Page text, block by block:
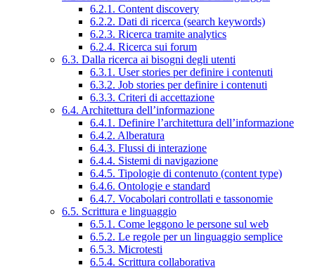
6.2.1. Content discovery
6.2.2. Dati di ricerca (search keywords)
6.2.3. Ricerca tramite analytics
6.2.4. Ricerca sui forum
6.3. Dalla ricerca ai bisogni degli utenti
6.3.1. User stories per definire i contenuti
6.3.2. Job stories per definire i contenuti
6.3.3. Criteri di accettazione
6.4. Architettura dell’informazione
6.4.1. Definire l’architettura dell’informazione
6.4.2. Alberatura
6.4.3. Flussi di interazione
6.4.4. Sistemi di navigazione
6.4.5. Tipologie di contenuto (content type)
6.4.6. Ontologie e standard
6.4.7. Vocabolari controllati e tassonomie
6.5. Scrittura e linguaggio
6.5.1. Come leggono le persone sul web
6.5.2. Le regole per un linguaggio semplice
6.5.3. Microtesti
6.5.4. Scrittura collaborativa